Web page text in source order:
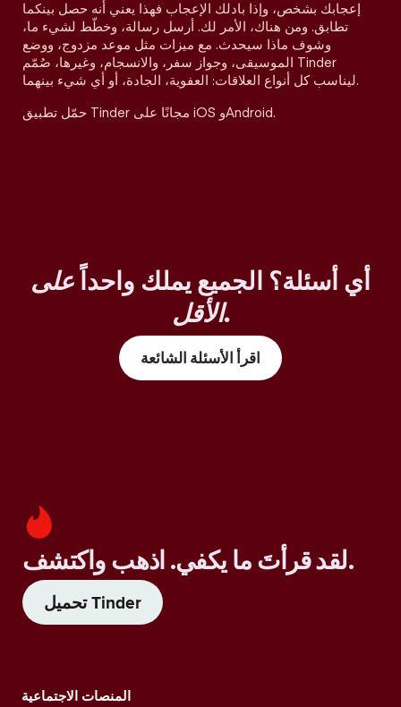
إعجابك بشخص، وإذا بادلك الإعجاب فهذا يعني أنه حصل بينكما
تطابق. ومن هناك، الأمر لك. أرسل رسالة، وخطّط لشيء ما،
وشوف ماذا سيحدث. مع ميزات مثل موعد مزدوج، ووضع
الموسيقى، وجواز سفر، والانسجام، وغيرها، صُمّم Tinder
ليناسب كل أنواع العلاقات: العفوية، الجادة، أو أي شيء بينهما.
حمّل تطبيق Tinder مجانًا على iOS وAndroid.
أي أسئلة؟ الجميع يملك واحداً على
الأقل.
اقرأ الأسئلة الشائعة
لقد قرأتَ ما يكفي. اذهب واكتشف.
تحميل Tinder
المنصات الاجتماعية